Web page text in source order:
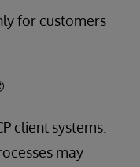
for customers
client systems.
may